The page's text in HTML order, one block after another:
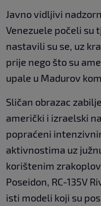
Javno vidljivi
Venezuele počeli su
nastavili su se, uz
prije nego što su
upale u Madurov
Sličan obrazac
američki i izraelski
popraćeni
aktivnostima uz
korištenim
Poseidon, RC-135V
isti modeli koji su